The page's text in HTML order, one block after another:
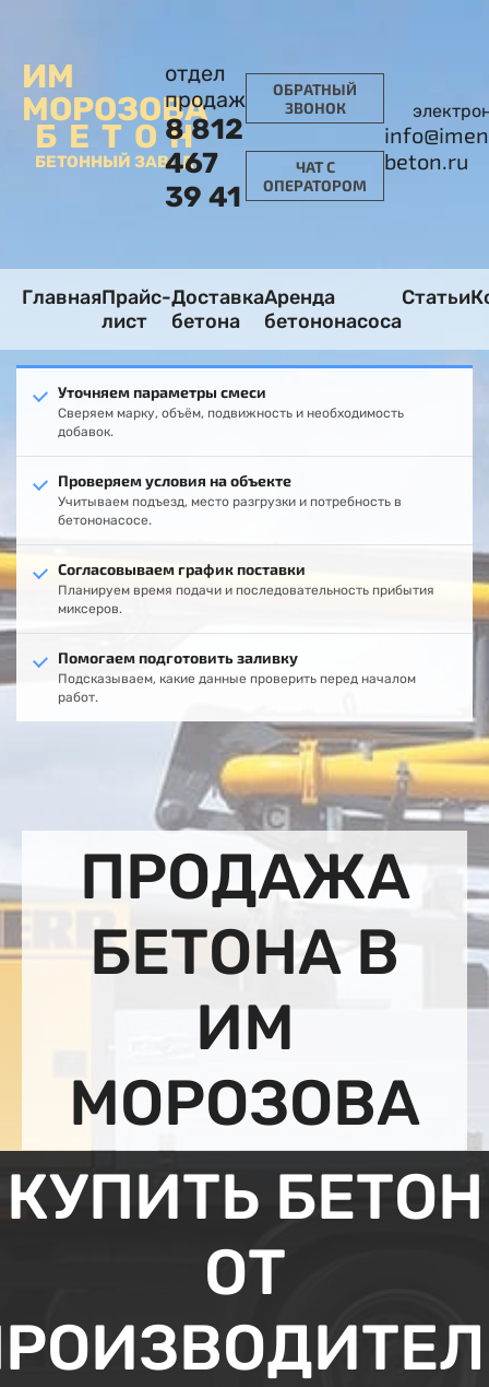
ИМ
МОРОЗОВА
БЕТОН
БЕТОННЫЙ ЗАВОД
отдел
продаж
8 812
467
39 41
ОБРАТНЫЙ
ЗВОНОК
ЧАТ С
ОПЕРАТОРОМ
beton.ru
ГлавнаяПрайс-
лист
Доставка
бетона
Аренда
бетононасоса
Статьи
Уточняем параметры смеси
Сверяем марку, объём, подвижность и необходимость
добавок.
Проверяем условия на объекте
Учитываем подъезд, место разгрузки и потребность в
бетононасосе.
Согласовываем график поставки
Планируем время подачи и последовательность прибытия
миксеров.
Помогаем подготовить заливку
Подсказываем, какие данные проверить перед началом
работ.
ПРОДАЖА
БЕТОНА В
ИМ
МОРОЗОВА
КУПИТЬ БЕТОН
ОТ